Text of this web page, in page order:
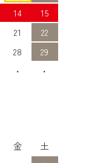
14
15
21
22
28
29
・ ・
金
土